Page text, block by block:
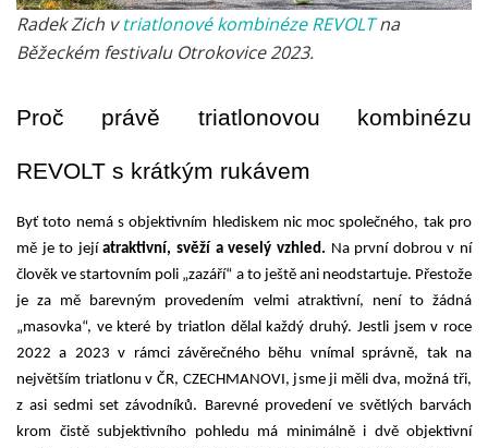
Radek Zich vtriatlonové kombinéze REVOLTna
Běžeckém festivalu Otrokovice 2023.
Proč právě triatlonovou kombinézu
REVOLT s krátkým rukávem
Byť toto nemá s objektivním hlediskem nic moc společného, tak pro
mě je to její atraktivní, svěží a veselý vzhled. Na první dobrou v ní
člověk ve startovním poli „zazáří“ a to ještě ani neodstartuje. Přestože
je za mě barevným provedením velmi atraktivní, není to žádná
„masovka“, ve které by triatlon dělal každý druhý. Jestli jsem v roce
2022 a 2023 v rámci závěrečného běhu vnímal správně, tak na
největším triatlonu v ČR, CZECHMANOVI, jsme ji měli dva, možná tři,
z asi sedmi set závodníků. Barevné provedení ve světlých barvách
krom čistě subjektivního pohledu má minimálně i dvě objektivní